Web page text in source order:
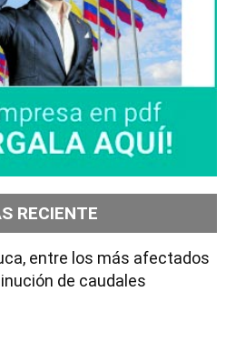
RECIENTE
entre los más afectados
de caudales